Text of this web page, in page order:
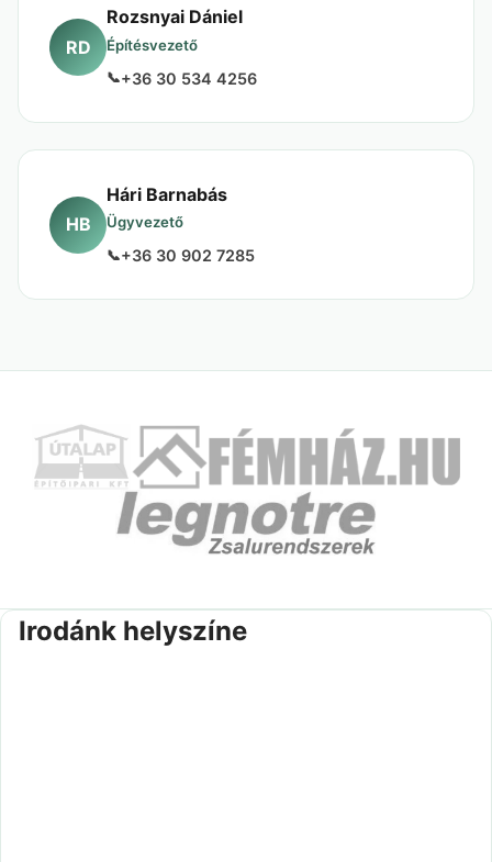
RD
Rozsnyai Dániel
Építésvezető
+36 30 534 4256
HB
Hári Barnabás
Ügyvezető
+36 30 902 7285
Irodánk helyszíne